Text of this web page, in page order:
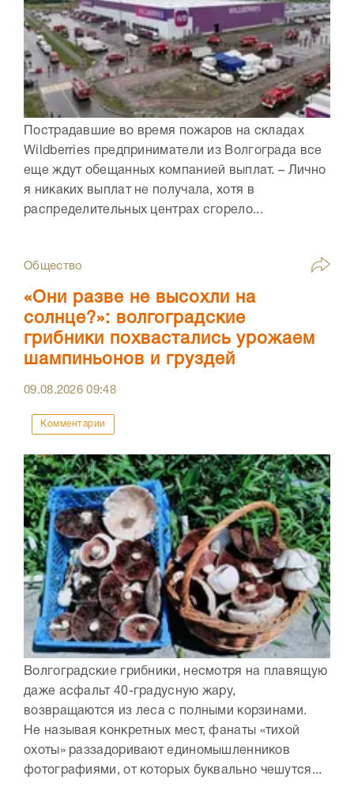
Пострадавшие во время пожаров на складах
Wildberries предприниматели из Волгограда все
еще ждут обещанных компанией выплат. – Лично
я никаких выплат не получала, хотя в
распределительных центрах сгорело...
Общество
«Они разве не высохли на
солнце?»: волгоградские
грибники похвастались урожаем
шампиньонов и груздей
09.08.202609:48
Комментарии
Волгоградские грибники, несмотря на плавящую
даже асфальт 40-градусную жару,
возвращаются из леса с полными корзинами.
Не называя конкретных мест, фанаты «тихой
охоты» раззадоривают единомышленников
фотографиями, от которых буквально чешутся...